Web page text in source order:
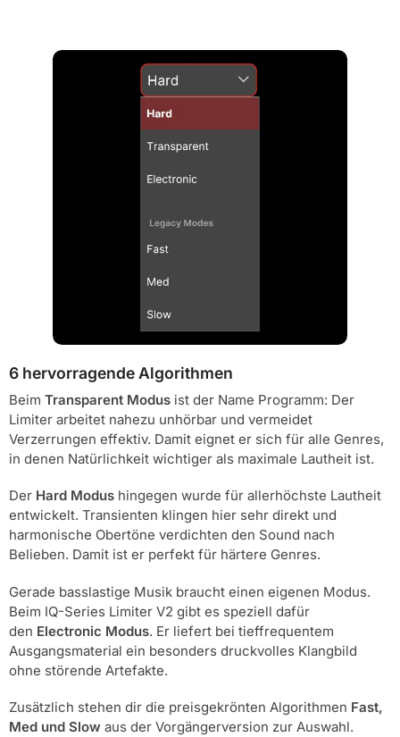
6 hervorragende Algorithmen
Beim Transparent Modus ist der Name Programm: Der
Limiter arbeitet nahezu unhörbar und vermeidet
Verzerrungen effektiv. Damit eignet er sich für alle Genres,
in denen Natürlichkeit wichtiger als maximale Lautheit ist.
Der Hard Modus hingegen wurde für allerhöchste Lautheit
entwickelt. Transienten klingen hier sehr direkt und
harmonische Obertöne verdichten den Sound nach
Belieben. Damit ist er perfekt für härtere Genres.
Gerade basslastige Musik braucht einen eigenen Modus.
Beim IQ-Series Limiter V2 gibt es speziell dafür
den Electronic Modus. Er liefert bei tieffrequentem
Ausgangsmaterial ein besonders druckvolles Klangbild
ohne störende Artefakte.
Zusätzlich stehen dir die preisgekrönten Algorithmen Fast,
Med und Slow aus der Vorgängerversion zur Auswahl.